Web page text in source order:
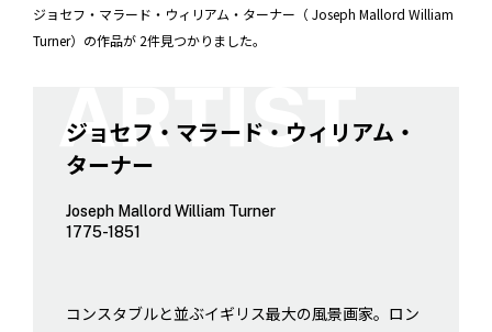
ジョセフ・マラード・ウィリアム・ターナー（ Joseph Mallord William
Turner）の作品が 2件見つかりました。
ジョセフ・マラード・ウィリアム・
ターナー
Joseph Mallord William Turner
1775-1851
コンスタブルと並ぶイギリス最大の風景画家。ロン